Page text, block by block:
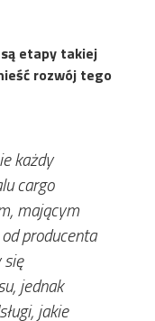
etapy takiej
rozwój tego
każdy
cargo
mającym
producenta
jednak
jakie